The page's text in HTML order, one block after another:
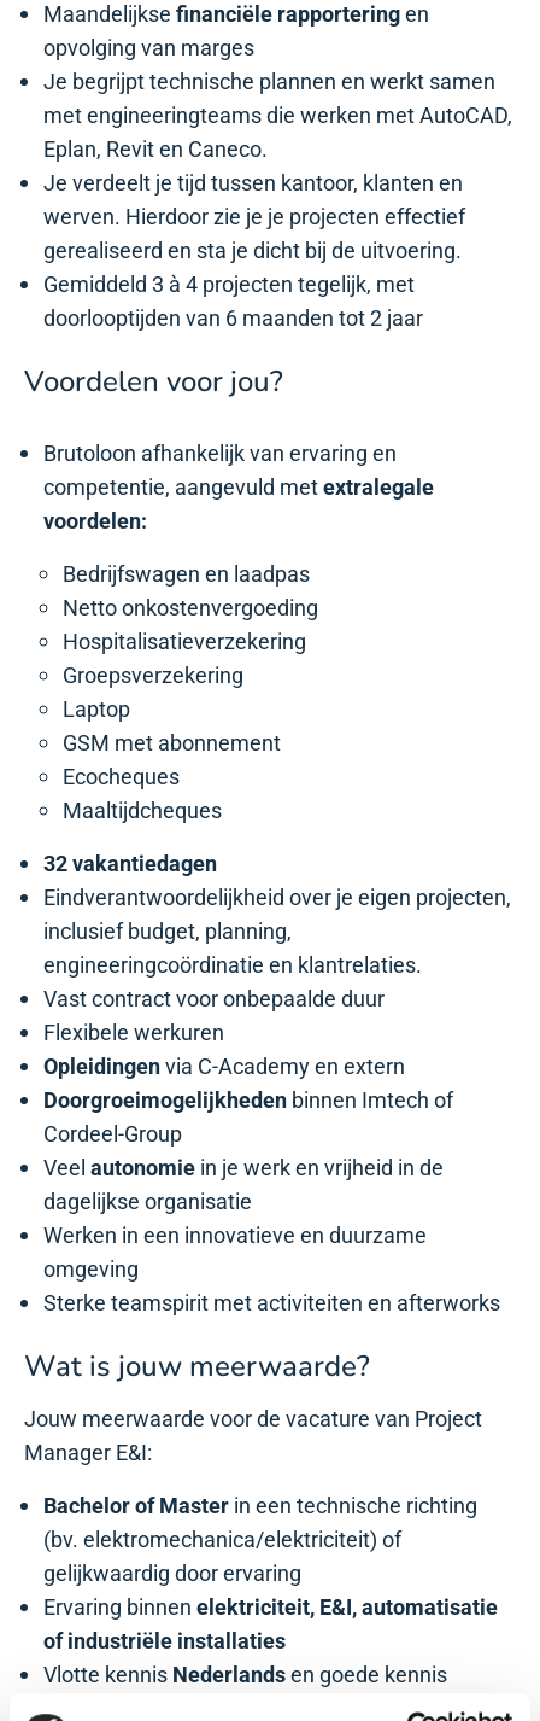
Maandelijkse financiële rapportering en
opvolging van marges
Je begrijpt technische plannen en werkt samen
met engineeringteams die werken met AutoCAD,
Eplan, Revit en Caneco.
Je verdeelt je tijd tussen kantoor, klanten en
werven. Hierdoor zie je je projecten effectief
gerealiseerd en sta je dicht bij de uitvoering.
Gemiddeld 3 à 4 projecten tegelijk, met
doorlooptijden van 6 maanden tot 2 jaar
Voordelen voor jou?
Brutoloon afhankelijk van ervaring en
competentie, aangevuld met extralegale
voordelen:
Bedrijfswagen en laadpas
Netto onkostenvergoeding
Hospitalisatieverzekering
Groepsverzekering
Laptop
GSM met abonnement
Ecocheques
Maaltijdcheques
32 vakantiedagen
Eindverantwoordelijkheid over je eigen projecten,
inclusief budget, planning,
engineeringcoördinatie en klantrelaties.
Vast contract voor onbepaalde duur
Flexibele werkuren
Opleidingen via C-Academy en extern
Doorgroeimogelijkheden binnen Imtech of
Cordeel-Group
Veel autonomie in je werk en vrijheid in de
dagelijkse organisatie
Werken in een innovatieve en duurzame
omgeving
Sterke teamspirit met activiteiten en afterworks
Wat is jouw meerwaarde?
Jouw meerwaarde voor de vacature van Project
Manager E&I:
Bachelor of Master in een technische richting
(bv. elektromechanica/elektriciteit) of
gelijkwaardig door ervaring
Ervaring binnen elektriciteit, E&I, automatisatie
of industriële installaties
Vlotte kennis Nederlands en goede kennis
Engels